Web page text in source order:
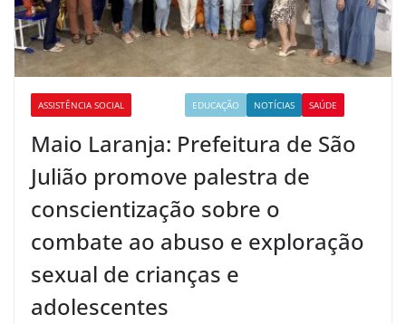
ASSISTÊNCIA SOCIAL EDUCAÇÃO NOTÍCIAS SAÚDE
Maio Laranja: Prefeitura de São
Julião promove palestra de
conscientização sobre o
combate ao abuso e exploração
sexual de crianças e
adolescentes